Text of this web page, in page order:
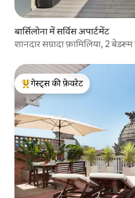
बार्सिलोना में सर्विस अपार्टमेंट
शानदार सग्रादा फ़ामिलिया, 2
गेस्ट्स का टॉप फ़ेवरेट
गेस्ट्स की फ़ेवरेट